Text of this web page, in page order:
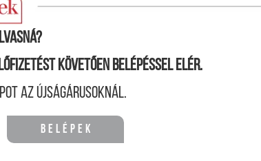
követően belépéssel elér.
az újságárusoknál.
Belépek